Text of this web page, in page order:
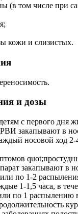
(в том числе при
кожи и слизистых.
и дозы
с первого дня
закапывают в
носовой ход 2-
закапывают в
по 1-2
1-1,5 часа, в
по 1 распылению